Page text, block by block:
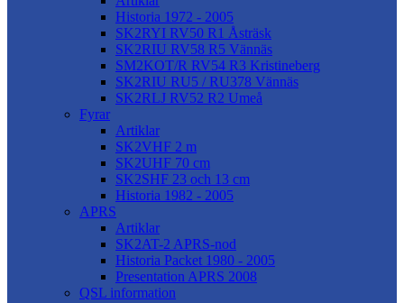
Historia 1972 - 2005
SK2RYI RV50 R1 Åsträsk
SK2RIU RV58 R5 Vännäs
SM2KOT/R RV54 R3 Kristineberg
SK2RIU RU5 / RU378 Vännäs
SK2RLJ RV52 R2 Umeå
Fyrar
Artiklar
SK2VHF 2 m
SK2UHF 70 cm
SK2SHF 23 och 13 cm
Historia 1982 - 2005
APRS
Artiklar
SK2AT-2 APRS-nod
Historia Packet 1980 - 2005
Presentation APRS 2008
QSL information